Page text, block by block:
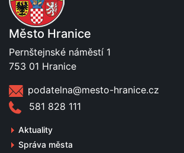
Město Hranice
Pernštejnské náměstí 1
753 01 Hranice
podatelna@mesto-hranice.cz
581 828 111
Aktuality
Správa města